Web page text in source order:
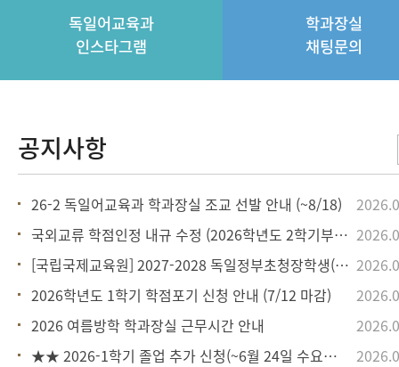
독일어교육과
인스타그램
학과장실
채팅문의
26-2 독일어교육과 학과장실 조교 선발 안내 (~8/18)
국외교류 학점인정 내규 수정 (2026학년도 2학기부터)
[국립국제교육원] 2027-2028 독일정부초청장학생(DAAD장
2026학년도 1학기 학점포기 신청 안내 (7/12 마감)
2026 여름방학 학과장실 근무시간 안내
★★ 2026-1학기 졸업 추가 신청(~6월 24일 수요일 11